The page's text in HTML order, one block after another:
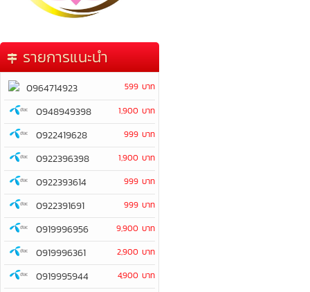
รายการแนะนำ
0964714923 599 บาท
0948949398 1,900 บาท
0922419628 999 บาท
0922396398 1,900 บาท
0922393614 999 บาท
0922391691 999 บาท
0919996956 9,900 บาท
0919996361 2,900 บาท
0919995944 4,900 บาท